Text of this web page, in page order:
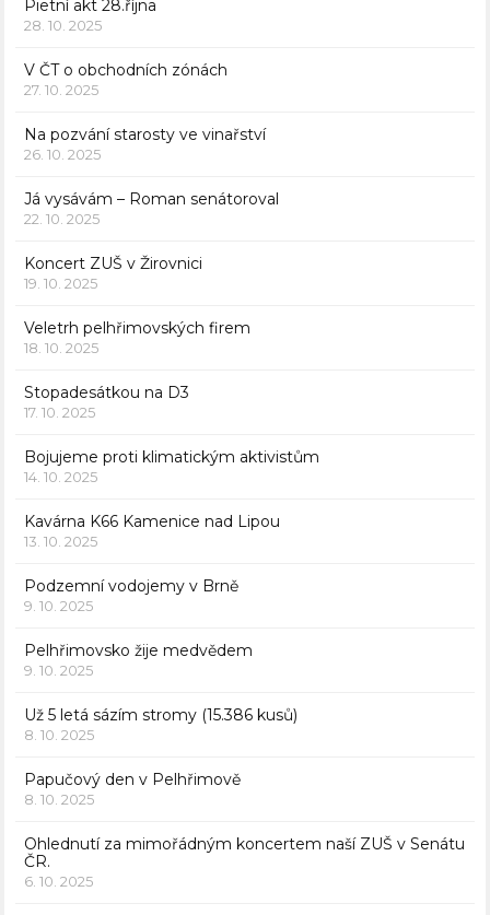
Pietní akt 28.října
28. 10. 2025
V ČT o obchodních zónách
27. 10. 2025
Na pozvání starosty ve vinařství
26. 10. 2025
Já vysávám – Roman senátoroval
22. 10. 2025
Koncert ZUŠ v Žirovnici
19. 10. 2025
Veletrh pelhřimovských firem
18. 10. 2025
Stopadesátkou na D3
17. 10. 2025
Bojujeme proti klimatickým aktivistům
14. 10. 2025
Kavárna K66 Kamenice nad Lipou
13. 10. 2025
Podzemní vodojemy v Brně
9. 10. 2025
Pelhřimovsko žije medvědem
9. 10. 2025
Už 5 letá sázím stromy (15.386 kusů)
8. 10. 2025
Papučový den v Pelhřimově
8. 10. 2025
Ohlednutí za mimořádným koncertem naší ZUŠ v Senátu
ČR.
6. 10. 2025